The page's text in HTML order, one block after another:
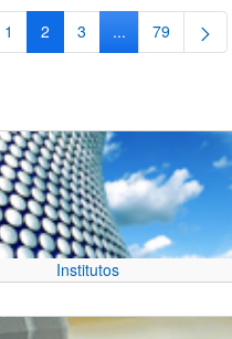
Página
1 Página
2 Página
3 ...PáginasPágina
79
Institutos